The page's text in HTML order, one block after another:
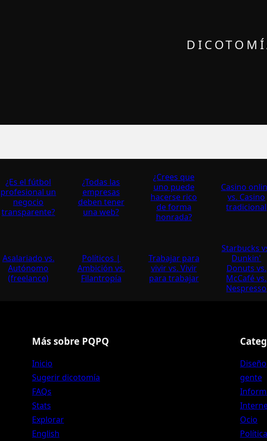
¿Es el fútbol
profesional un
negocio
transparente?
¿Todas las
empresas
deben tener
una web?
¿Crees que
uno puede
hacerse rico
de forma
honrada?
Casino
vs. Casino
tradicional
Asalariado vs.
Autónomo
(freelance)
Polí­ticos |
Ambición vs.
Filantropí­a
Trabajar para
vivir vs. Vivir
para trabajar
Starbucks
Dunkin'
Donuts vs.
McCafé vs.
Nespresso
Más sobre PQPQ
Inicio
Sugerir dicotomía
FAQs
Stats
Explorar
English
Diseño
gente
Ocio
Política